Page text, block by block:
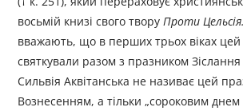
восьмій книзі свого творуПроти
вважають, що в перших трьох віках
святкували разом з празником
Сильвія Аквітанська не називає цей
Вознесенням, а тільки „сороковим днем